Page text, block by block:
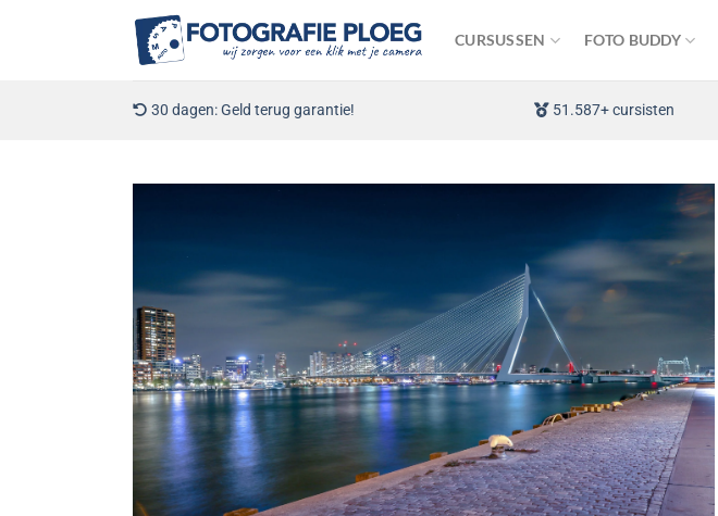
CURSUSSEN FOTO BUDDY
30 dagen: Geld terug garantie! 51.587+ cursisten